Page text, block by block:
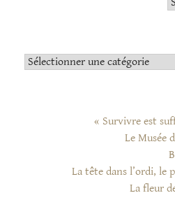
Catégories
« Survivre est
Le Musée
La tête dans l’ordi, le
La fleur